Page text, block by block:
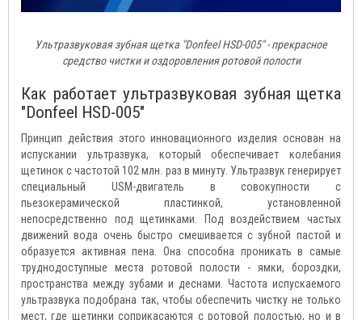
Ультразвуковая зубная щетка "Donfeel HSD-005" - прекрасное
средство чистки и оздоровления ротовой полости
Как работает ультразвуковая зубная щетка
"Donfeel HSD-005"
Принцип действия этого инновационного изделия основан на
испускании ультразвука, который обеспечивает колебания
щетинок с частотой 102 млн. раз в минуту. Ультразвук генерирует
специальный USM-двигатель в совокупности с
пьезокерамической пластинкой, установленной
непосредственно под щетинками. Под воздействием частых
движений вода очень быстро смешивается с зубной пастой и
образуется активная пена. Она способна проникать в самые
труднодоступные места ротовой полости - ямки, бороздки,
пространства между зубами и деснами. Частота испускаемого
ультразвука подобрана так, чтобы обеспечить чистку не только
мест, где щетинки соприкасаются с ротовой полостью, но и в